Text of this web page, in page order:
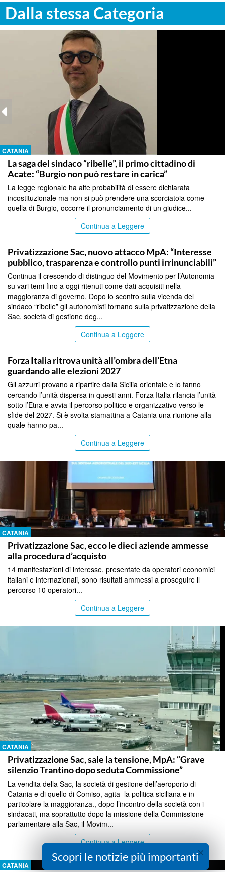
Dalla stessa Categoria
CATANIA
La saga del sindaco “ribelle”, il primo cittadino di
Acate: “Burgio non può restare in carica”
La legge regionale ha alte probabilità di essere dichiarata
incostituzionale ma non si può prendere una scorciatoia come
quella di Burgio, occorre il pronunciamento di un giudice...
Continua a Leggere
Privatizzazione Sac, nuovo attacco MpA: “Interesse
pubblico, trasparenza e controllo punti irrinunciabili”
Continua il crescendo di distinguo del Movimento per l’Autonomia
su vari temi fino a oggi ritenuti come dati acquisiti nella
maggioranza di governo. Dopo lo scontro sulla vicenda del
sindaco “ribelle” gli autonomisti tornano sulla privatizzazione della
Sac, società di gestione deg...
Continua a Leggere
Forza Italia ritrova unità all’ombra dell’Etna
guardando alle elezioni 2027
Gli azzurri provano a ripartire dalla Sicilia orientale e lo fanno
cercando l’unità dispersa in questi anni. Forza Italia rilancia l’unità
sotto l’Etna e avvia il percorso politico e organizzativo verso le
sfide del 2027. Si è svolta stamattina a Catania una riunione alla
quale hanno pa...
Continua a Leggere
CATANIA
Privatizzazione Sac, ecco le dieci aziende ammesse
alla procedura d’acquisto
14 manifestazioni di interesse, presentate da operatori economici
italiani e internazionali, sono risultati ammessi a proseguire il
percorso 10 operatori...
Continua a Leggere
CATANIA
Privatizzazione Sac, sale la tensione, MpA: “Grave
silenzio Trantino dopo seduta Commissione”
La vendita della Sac, la società di gestione dell’aeroporto di
Catania e di quello di Comiso, agita la politica siciliana e in
particolare la maggioranza., dopo l’incontro della società con i
sindacati, ma soprattutto dopo la missione della Commissione
parlamentare alla Sac, il Movim...
Continua a Leggere
CATANIA
×
Scopri le notizie più importanti